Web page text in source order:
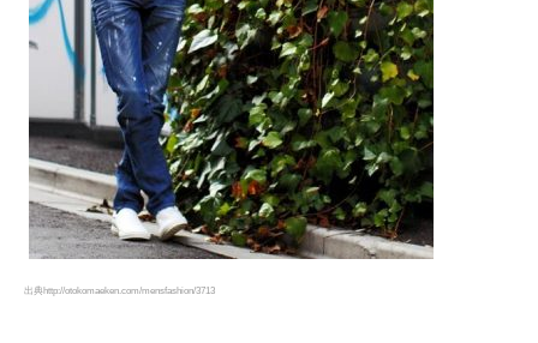
出典http://otokomaeken.com/mensfashion/3713